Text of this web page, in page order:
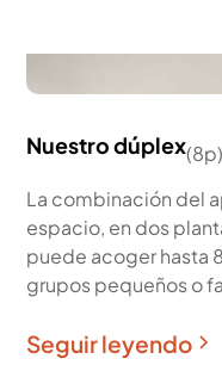
Nuestro dúplex(8p)
La combinación del
espacio, en dos
puede acoger hasta
grupos pequeños o
Seguir leyendo